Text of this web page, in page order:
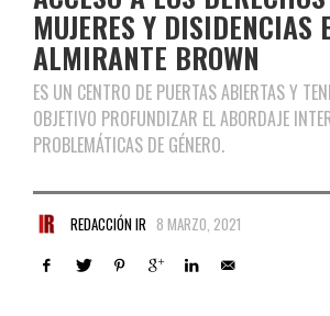
MUJERES Y DISIDENCIAS
ALMIRANTE BROWN
ES UN CENTRO DE PUERTAS ABIERTAS Y
OBJETIVO PROFUNDIZAR EL ABORDAJE
PROBLEMÁTICAS DE GÉNERO.
REDACCIÓN IR 8 MARZO, 2021